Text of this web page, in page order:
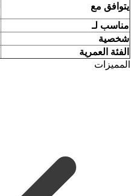
يتوافق مع
مناسب لـ
شخصية
الفئة العمرية
المميزات